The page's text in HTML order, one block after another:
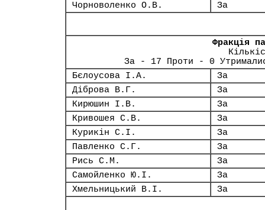
Чорноволенко О.В.
За
Фракція
За - 17 Проти - 0
Бєлоусова І.А.
За
Діброва В.Г.
За
Кирюшин І.В.
За
Кривошея С.В.
За
Курикін С.І.
За
Павленко С.Г.
За
Рись С.М.
За
Самойленко Ю.І.
За
Хмельницький В.І.
За